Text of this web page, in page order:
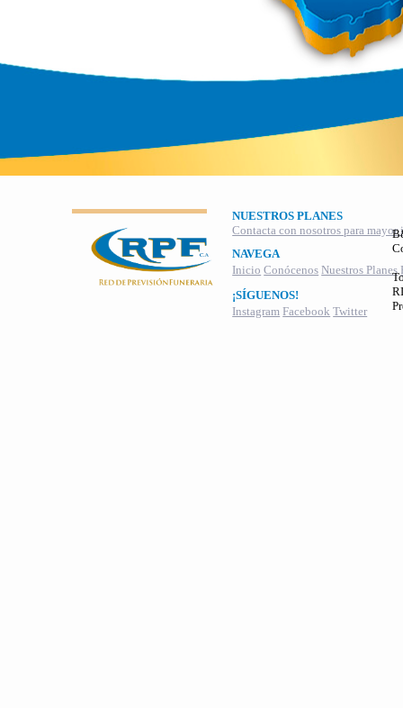
NUESTROS PLANES
Contacta con nosotros para
NAVEGA
Inicio Conócenos Nuestros Planes
¡SÍGUENOS!
Instagram Facebook Twitter